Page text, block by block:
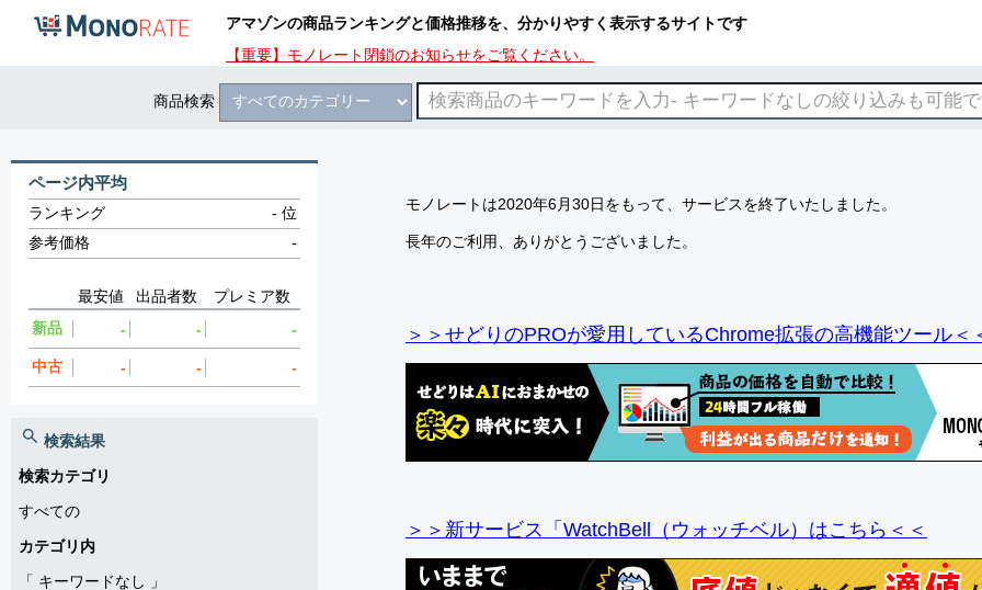
アマゾンの商品ランキングと価格推移を、分かりやすく表示するサイトです
【重要】モノレート閉鎖のお知らせをご覧ください。
商品検索
モノレートは2020年6月30日をもって、サービスを終了いたしました。
長年のご利用、ありがとうございました。
＞＞せどりのPROが愛用しているChrome拡張の高機能ツール＜
＞＞新サービス「WatchBell（ウォッチベル）はこちら＜＜
ページ内平均
ランキング -位
参考価格
-
最安値 出品者数
プレミア数
新品
- - -
中古 - - -
検索結果
検索カテゴリ
すべての
カテゴリ内
「 キーワードなし
」